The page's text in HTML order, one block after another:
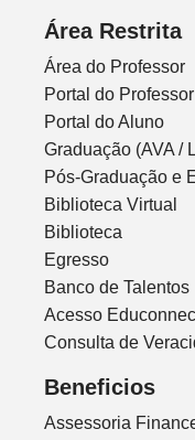
Área Restrita
Área do Professor
Portal do Professor
Portal do Aluno
Graduação (AVA /
Pós-Graduação e
Biblioteca Virtual
Biblioteca
Egresso
Banco de Talentos
Acesso
Consulta de
Beneficios
Assessoria